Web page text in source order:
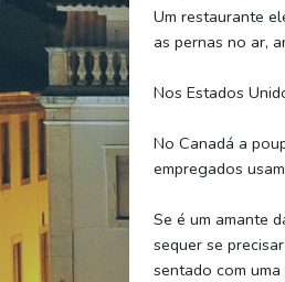
Um restaurante
as pernas no ar,
Nos Estados
No Canadá a
empregados
Se é um amante
sequer se
sentado com